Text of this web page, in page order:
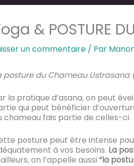
& POSTURE
un commentaire / Par
posture du Chameau
la pratique d’asana, on peut
qui peut bénéficier
chameau fais partie de celles-ci.
posture peut être intense
à vos besoins. La
on l’appelle aussi “la